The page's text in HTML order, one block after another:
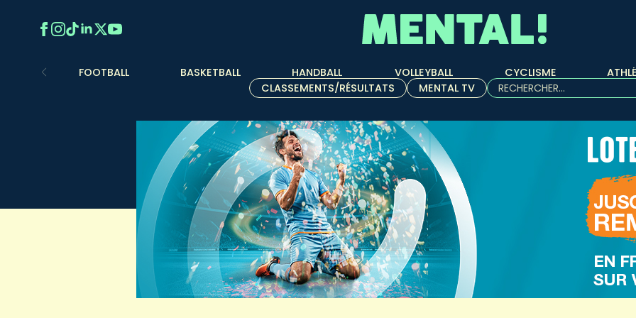
FOOTBALL BASKETBALL HANDBALL VOLLEYBALL CYCLISME
CLASSEMENTS/RÉSULTATS
MENTAL TV
Rechercher :